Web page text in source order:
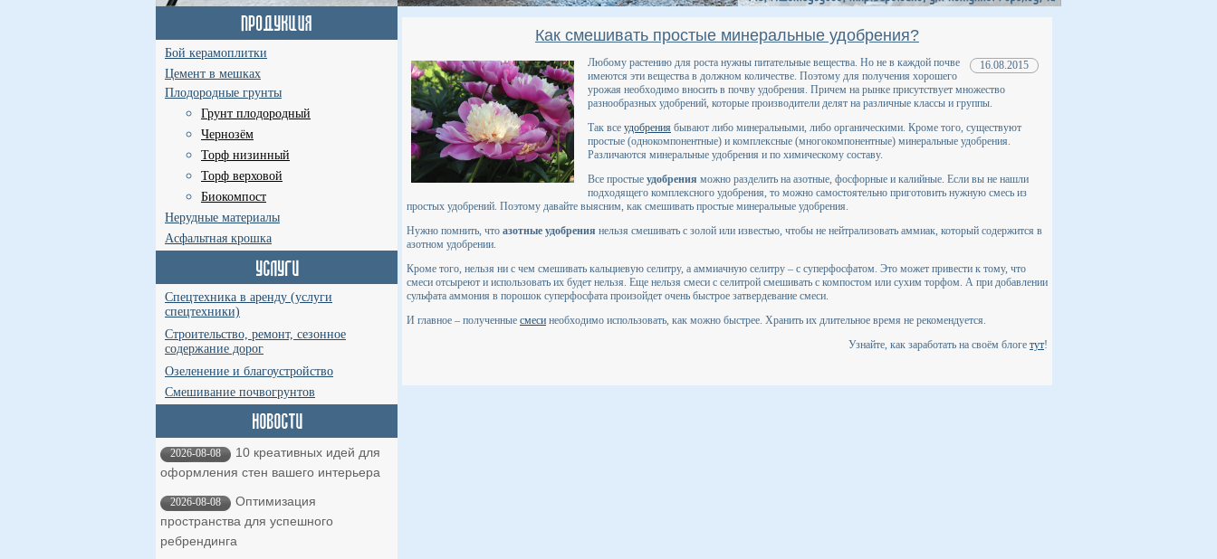
Бой керамоплитки
Цемент в мешках
Плодородные грунты
Грунт плодородный
Чернозём
Торф низинный
Торф верховой
Биокомпост
Нерудные материалы
Асфальтная крошка
Спецтехника в аренду (услуги
спецтехники)
Строительство, ремонт, сезонное
содержание дорог
Озеленение и благоустройство
Смешивание почвогрунтов
2026-08-08
10 креативных идей для
оформления стен вашего интерьера
2026-08-08
Оптимизация
пространства для успешного
ребрендинга
Как смешивать простые минеральные удобрения?
16.08.2015
Любому растению для роста нужны питательные вещества. Но не в каждой почве
имеются эти вещества в должном количестве. Поэтому для получения хорошего
урожая необходимо вносить в почву удобрения. Причем на рынке присутствует множество
разнообразных удобрений, которые производители делят на различные классы и группы.
Так все удобрения бывают либо минеральными, либо органическими. Кроме того, существуют
простые (однокомпонентные) и комплексные (многокомпонентные) минеральные удобрения.
Различаются минеральные удобрения и по химическому составу.
Все простые удобрения можно разделить на азотные, фосфорные и калийные. Если вы не нашли
подходящего комплексного удобрения, то можно самостоятельно приготовить нужную смесь из
простых удобрений. Поэтому давайте выясним, как смешивать простые минеральные удобрения.
Нужно помнить, что азотные удобрения нельзя смешивать с золой или известью, чтобы не нейтрализовать аммиак, который содержится в
азотном удобрении.
Кроме того, нельзя ни с чем смешивать кальциевую селитру, а аммиачную селитру – с суперфосфатом. Это может привести к тому, что
смеси отсыреют и использовать их будет нельзя. Еще нельзя смеси с селитрой смешивать с компостом или сухим торфом. А при добавлении
сульфата аммония в порошок суперфосфата произойдет очень быстрое затвердевание смеси.
И главное – полученные смеси необходимо использовать, как можно быстрее. Хранить их длительное время не рекомендуется.
Узнайте, как заработать на своём блоге тут!